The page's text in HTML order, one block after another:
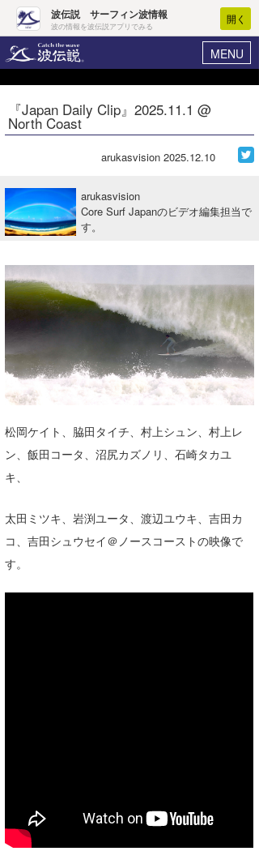
波伝説 サーフィン波情報
波の情報を波伝説アプリでみる
開く
MENU
ヘルプ マイホーム
ログイン
波情報･概況
WAVE HUNTER 波予想ツール
ニュース
サーフィンエリアガイド
会員メニュー
今月のプレゼント
『Japan Daily Clip』2025.11.1 @
North Coast
arukasvision 2025.12.10
arukasvision
Core Surf Japanのビデオ編集担当で
す。
松岡ケイト、脇田タイチ、村上シュン、村上レ
ン、飯田コータ、沼尻カズノリ、石崎タカユ
キ、
太田ミツキ、岩渕ユータ、渡辺ユウキ、吉田カ
コ、吉田シュウセイ＠ノースコーストの映像で
す。
Core Surf Japan
アート＆エンタメ
トラベル
ショップ情報
ショップ情報
湘南
伊豆
四国
ウラナミ
お知らせ
ルール＆How to
サーファーズ
mitsuteru Kamio
SURFMEDIA
波伝説アンバサダー/プロライダー